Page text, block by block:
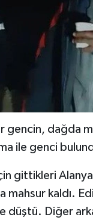
gencin, dağda
ile genci
gittikleri
mahsur kaldı.
düştü. Diğer